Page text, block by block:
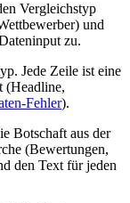
Vergleichstyp
und
zu.
Jede Zeile ist eine
(Headline,
Fehler).
Botschaft aus der
(Bewertungen,
den Text für jeden